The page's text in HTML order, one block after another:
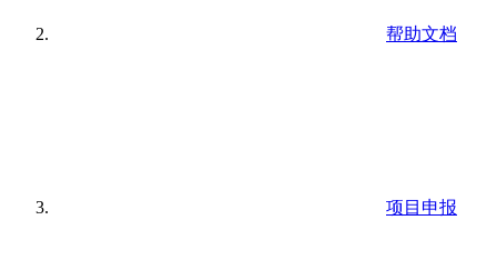
帮助文档
项目申报